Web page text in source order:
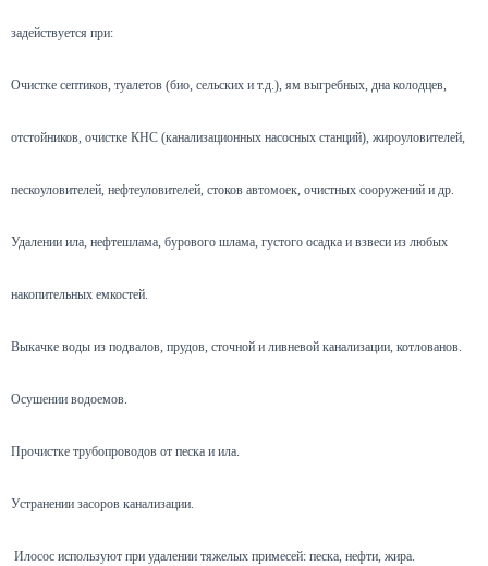
задействуется при:
Очистке септиков, туалетов (био, сельских и т.д.), ям выгребных, дна колодцев,
отстойников, очистке КНС (канализационных насосных станций), жироуловителей,
пескоуловителей, нефтеуловителей, стоков автомоек, очистных сооружений и др.
Удалении ила, нефтешлама, бурового шлама, густого осадка и взвеси из любых
накопительных емкостей.
Выкачке воды из подвалов, прудов, сточной и ливневой канализации, котлованов.
Осушении водоемов.
Прочистке трубопроводов от песка и ила.
Устранении засоров канализации.
Илосос используют при удалении тяжелых примесей: песка, нефти, жира.